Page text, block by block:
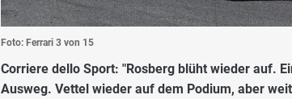
Foto: Ferrari 3 von 15
Corriere dello Sport: "Rosberg blüht wieder auf.
Ausweg. Vettel wieder auf dem Podium, aber